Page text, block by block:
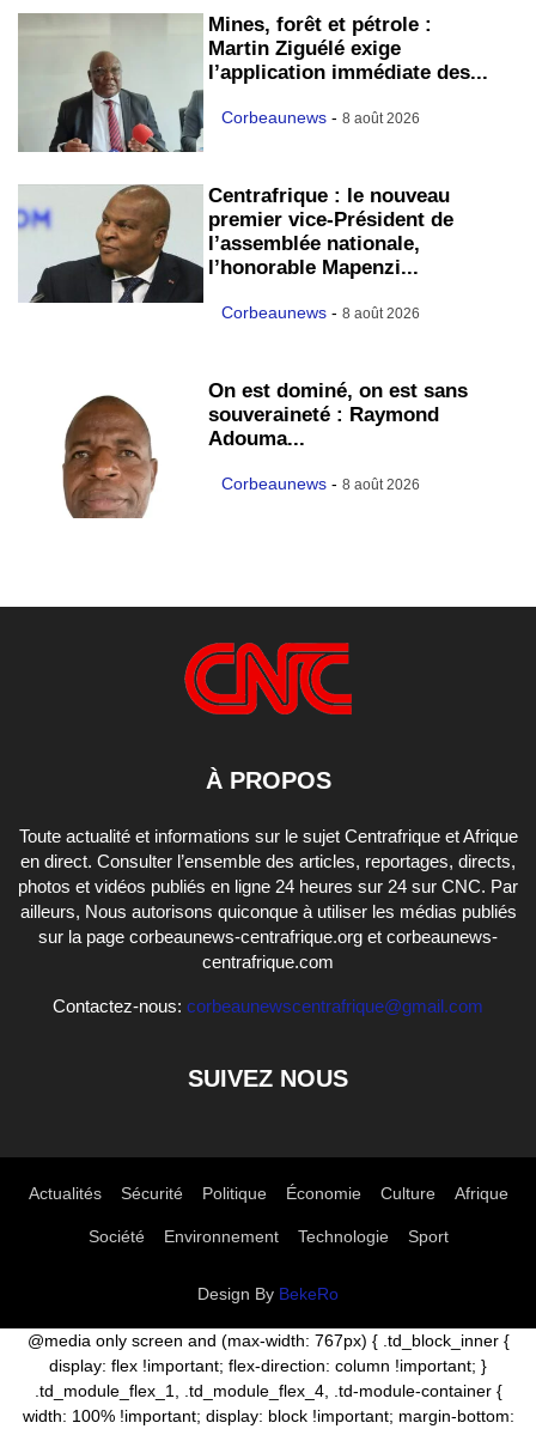
Mines, forêt et pétrole :
Martin Ziguélé exige
l’application immédiate des...
Corbeaunews - 8 août 2026
Centrafrique : le nouveau
premier vice-Président de
l’assemblée nationale,
l’honorable Mapenzi...
Corbeaunews - 8 août 2026
On est dominé, on est sans
souveraineté : Raymond
Adouma...
Corbeaunews - 8 août 2026
À PROPOS
Toute actualité et informations sur le sujet Centrafrique et Afrique
en direct. Consulter l’ensemble des articles, reportages, directs,
photos et vidéos publiés en ligne 24 heures sur 24 sur CNC. Par
ailleurs, Nous autorisons quiconque à utiliser les médias publiés
sur la page corbeaunews-centrafrique.org et corbeaunews-
centrafrique.com
Contactez-nous: corbeaunewscentrafrique@gmail.com
SUIVEZ NOUS
Actualités Sécurité Politique Économie Culture Afrique
Société Environnement Technologie Sport
Design By BekeRo
@media only screen and (max-width: 767px) { .td_block_inner {
display: flex !important; flex-direction: column !important; }
.td_module_flex_1, .td_module_flex_4, .td-module-container {
width: 100% !important; display: block !important; margin-bottom: